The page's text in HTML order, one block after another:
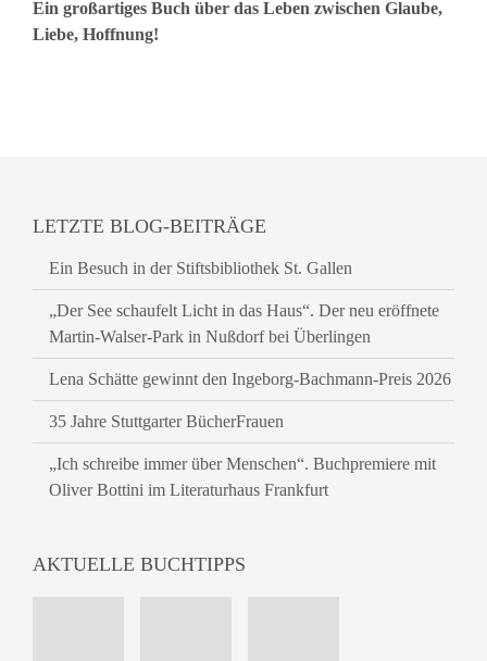
Ein großartiges Buch über das Leben zwischen Glaube,
Liebe, Hoffnung!
LETZTE BLOG-BEITRÄGE
Ein Besuch in der Stiftsbibliothek St. Gallen
„Der See schaufelt Licht in das Haus“. Der neu eröffnete
Martin-Walser-Park in Nußdorf bei Überlingen
Lena Schätte gewinnt den Ingeborg-Bachmann-Preis 2026
35 Jahre Stuttgarter BücherFrauen
„Ich schreibe immer über Menschen“. Buchpremiere mit
Oliver Bottini im Literaturhaus Frankfurt
AKTUELLE BUCHTIPPS